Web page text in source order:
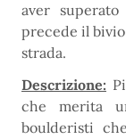
aver
precede il
strada.
Descrizione:
che merita
boulderisti